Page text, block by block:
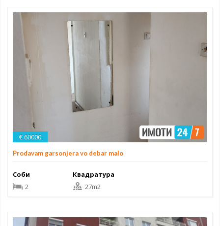
€ 60000
Prodavam garsonjera vo debar malo
Соби
2
Квадратура
27m2